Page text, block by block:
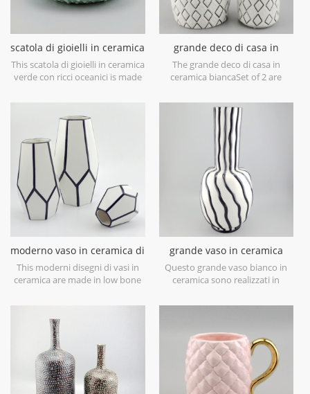
scatola di gioielli in ceramica
verde con ricci oceanici
This scatola di gioielli in ceramica
verde con ricci oceanici is made
storage or dry food and goods.
Microwave safe and food safe.
grande deco di casa in
ceramica bianca
The grande deco di casa in
ceramica biancaSet of 2 are
porcelain,is snow white with
transparent glaze on the
surface,different from the white
glaze finish. Is much more
beautiful,precious and high
value.
moderno vaso in ceramica di
design bianco e nero
This moderni disegni di vasi in
ceramica are made in low bone
for your home decorative
objects. Can be sold individually.
grande vaso in ceramica
bianca con linee di vernice
nera a mano
Questo grande vaso bianco in
ceramica sono realizzati in
contenuto di ossa, ottimo per la
di nozze. può essere venduto
singolarmente